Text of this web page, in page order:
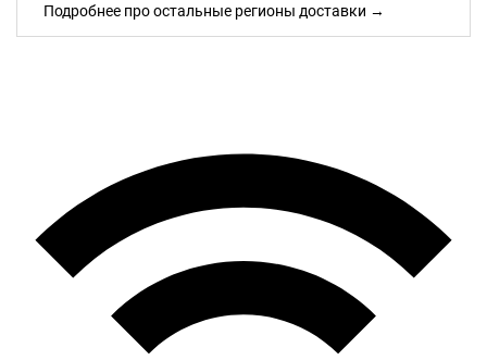
Подробнее про остальные регионы доставки →